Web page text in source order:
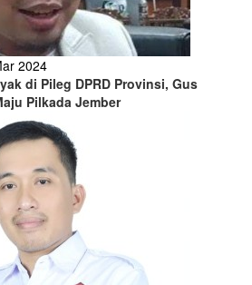
2024
di Pileg DPRD Provinsi, Gus
Pilkada Jember